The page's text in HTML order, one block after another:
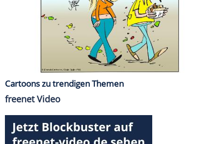
Cartoons zu trendigen Themen
freenet Video